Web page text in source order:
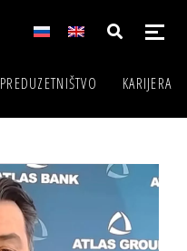
PREDUZETNIŠTVO KARIJERA